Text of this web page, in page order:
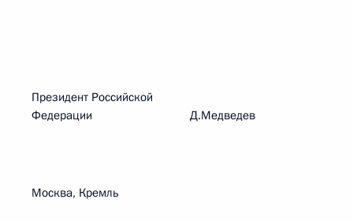
Президент Российской
Федерации Д.Медведев
Москва, Кремль